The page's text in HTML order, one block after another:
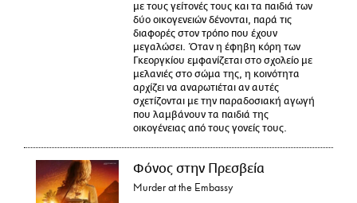
με τους γείτονές τους και τα παιδιά των
δύο οικογενειών δένονται, παρά τις
διαφορές στον τρόπο που έχουν
μεγαλώσει. Όταν η έφηβη κόρη των
Γκεοργκίου εμφανίζεται στο σχολείο με
μελανιές στο σώμα της, η κοινότητα
αρχίζει να αναρωτιέται αν αυτές
σχετίζονται με την παραδοσιακή αγωγή
που λαμβάνουν τα παιδιά της
οικογένειας από τους γονείς τους.
Φόνος στην Πρεσβεία
Murder at the Embassy